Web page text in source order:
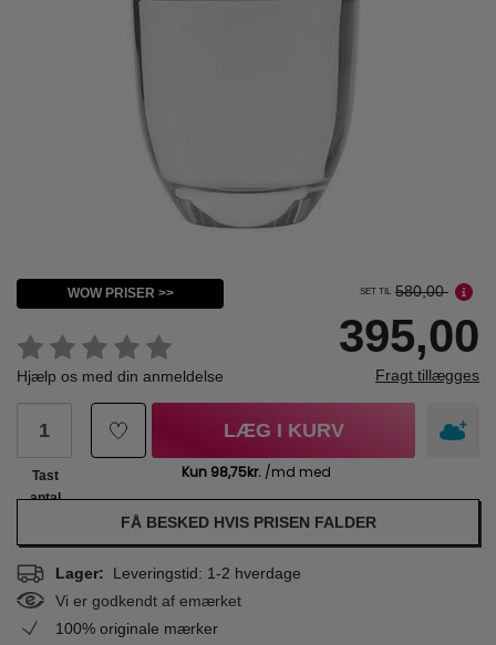
WOW PRISER >>
Hjælp os med din anmeldelse
SET TIL 580,00
395,00
Fragt tillægges
Tast
antal
LÆG I KURV
FÅ BESKED HVIS PRISEN FALDER
Lager: Leveringstid: 1-2 hverdage
Vi er godkendt af emærket
100% originale mærker